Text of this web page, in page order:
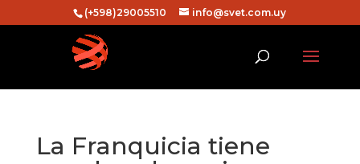
(+598)29005510 info@svet.com.uy
La Franquicia tiene